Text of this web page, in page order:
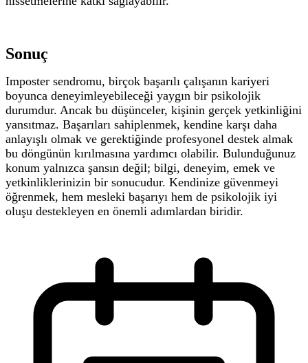
Sonuç
Imposter sendromu, birçok başarılı çalışanın kariyeri
boyunca deneyimleyebileceği yaygın bir psikolojik
durumdur. Ancak bu düşünceler, kişinin gerçek yetkinliğini
yansıtmaz. Başarıları sahiplenmek, kendine karşı daha
anlayışlı olmak ve gerektiğinde profesyonel destek almak
bu döngünün kırılmasına yardımcı olabilir. Bulunduğunuz
konum yalnızca şansın değil; bilgi, deneyim, emek ve
yetkinliklerinizin bir sonucudur. Kendinize güvenmeyi
öğrenmek, hem mesleki başarıyı hem de psikolojik iyi
oluşu destekleyen en önemli adımlardan biridir.